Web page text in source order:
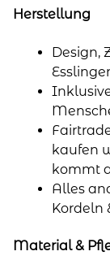
Herstellung
Design,
kaufen
kommt
Alles
Kordeln
Material &